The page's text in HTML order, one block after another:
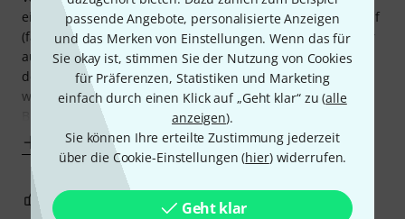
passende Angebote, personalisierte Anzeigen
und das Merken von Einstellungen. Wenn das für
Sie okay ist, stimmen Sie der Nutzung von Cookies
für Präferenzen, Statistiken und Marketing
einfach durch einen Klick auf „Geht klar“ zu (alle
anzeigen).
Sie können Ihre erteilte Zustimmung jederzeit
über die Cookie-Einstellungen (hier) widerrufen.
Geht klar
einmal seine Blattstärke gefunden, kann man eigentlich auf
(fast) allen Blättern spielen. Das bezieht sich allerdings nur
auf die Ansprache. Beim Sound ist das schon anders. Von
den 5 Blättern der Schachtel habe ich zwei gleich
weggeworfen, weil sie einfach zu scharf im Klang waren.
Bleiben noch drei übrig.
Mehr anzeigen
BEWERTUNG MELDEN